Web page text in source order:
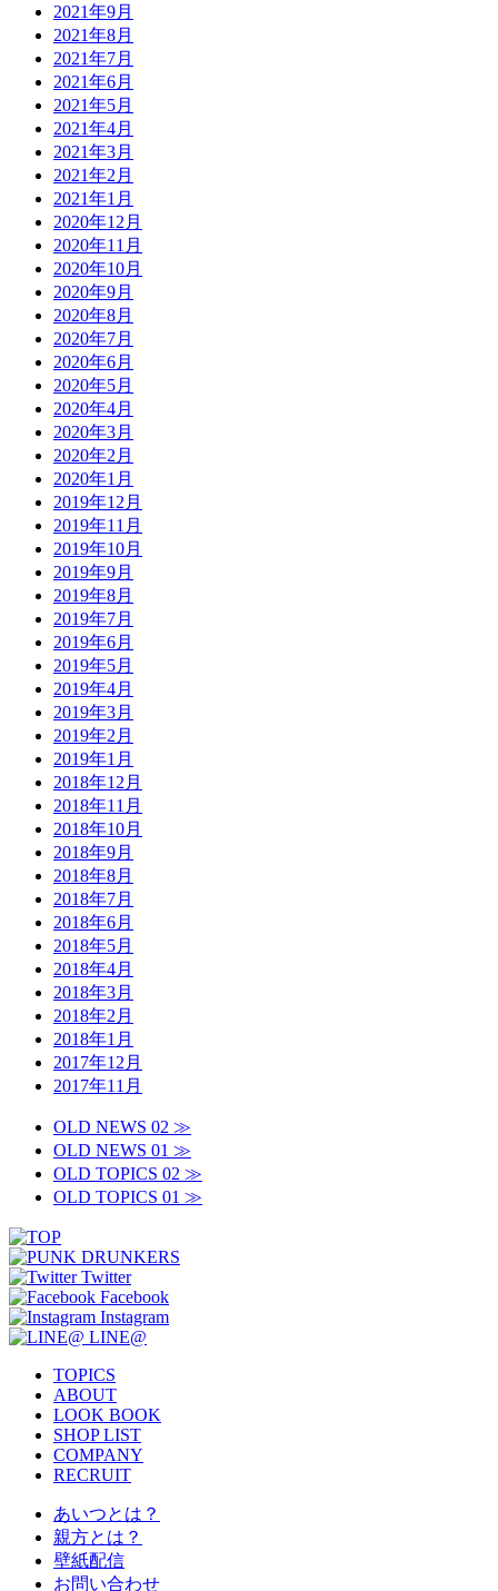
2021年9月
2021年8月
2021年7月
2021年6月
2021年5月
2021年4月
2021年3月
2021年2月
2021年1月
2020年12月
2020年11月
2020年10月
2020年9月
2020年8月
2020年7月
2020年6月
2020年5月
2020年4月
2020年3月
2020年2月
2020年1月
2019年12月
2019年11月
2019年10月
2019年9月
2019年8月
2019年7月
2019年6月
2019年5月
2019年4月
2019年3月
2019年2月
2019年1月
2018年12月
2018年11月
2018年10月
2018年9月
2018年8月
2018年7月
2018年6月
2018年5月
2018年4月
2018年3月
2018年2月
2018年1月
2017年12月
2017年11月
OLD NEWS 02 ≫
OLD NEWS 01 ≫
OLD TOPICS 02 ≫
OLD TOPICS 01 ≫
Twitter
Facebook
Instagram
LINE@
TOPICS
ABOUT
LOOK BOOK
SHOP LIST
COMPANY
RECRUIT
あいつとは？
親方とは？
壁紙配信
お問い合わせ